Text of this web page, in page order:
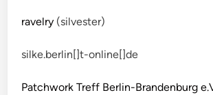
ravelry (silvester)
silke.berlin[]t-online[]de
Patchwork Treff Berlin-Brandenburg